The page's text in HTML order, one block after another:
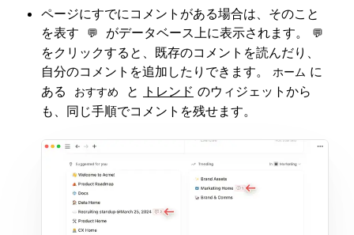
ページにすでにコメントがある場合は、そのこと
を表す
💬 がデータベース上に表示されます。 💬
をクリックすると、既存のコメントを読んだり、
自分のコメントを追加したりできます。
ホーム に
ある
おすすめ と トレンド のウィジェットから
も、同じ手順でコメントを残せます。